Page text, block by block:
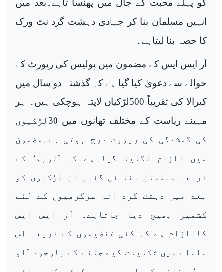
کو پہلے محبت کے جال میں پھنسا تاہے۔بعد میں
انہیں مسلمان بنا کر جہادی دہشت گرد نٹ ورک
کا حصہ بنا لیتاہے۔
آر ایس ایس کے مضمون میں پولیس کی رپورٹ کے
حوالے سے دعویٰ کیا گیا ہے کہ گذشتہ دو سال میں
کیرالا کی تقریباً 500لڑکیاں لاپتہ ہوچکی ہیں۔ ہر
مہینے ریاست کے مختلف تھانوں میں 30لڑکیوں
کی گمشدگی کی رپورٹ درج ہوتی ہے۔مضمون
میں الزام لگایا گیا ہے کہ ’لوبم‘ کے
ذریعہ مسلمان بنا ئی گئیں ان لڑکیوں کو
بعد میں دہشت گرد انہ سرگرمیوں کے لئے
کشمیر بھیج دیا جاتاہے۔ آر ایس ایس
کاالزام ہے کہ کئی تنظیموں کے ذریعہ اس
سلسلے میں شکایات کیے جانے کے باوجود ’لو